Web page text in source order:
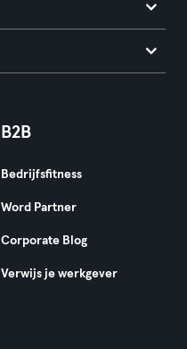
B2B
Bedrijfsfitness
Word Partner
Corporate Blog
Verwijs je werkgever